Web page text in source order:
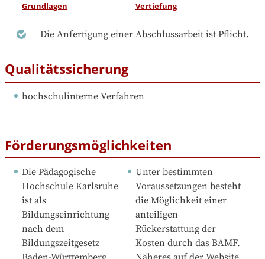
Grundlagen
Vertiefung
Die Anfertigung einer Abschlussarbeit ist Pflicht.
Qualitätssicherung
hochschulinterne Verfahren
Förderungsmöglichkeiten
Die Pädagogische
Hochschule Karlsruhe
ist als
Bildungseinrichtung
nach dem
Bildungszeitgesetz
Unter bestimmten
Voraussetzungen besteht
die Möglichkeit einer
anteiligen
Rückerstattung der
Kosten durch das BAMF.